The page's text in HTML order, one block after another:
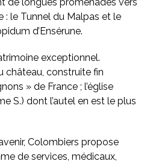
: le Tunnel du Malpas et le
d’Ensérune.
exceptionnel.
château, construite fin
» de France ; l’église
S.) dont l’autel en est le plus
Colombiers propose
de services, médicaux,